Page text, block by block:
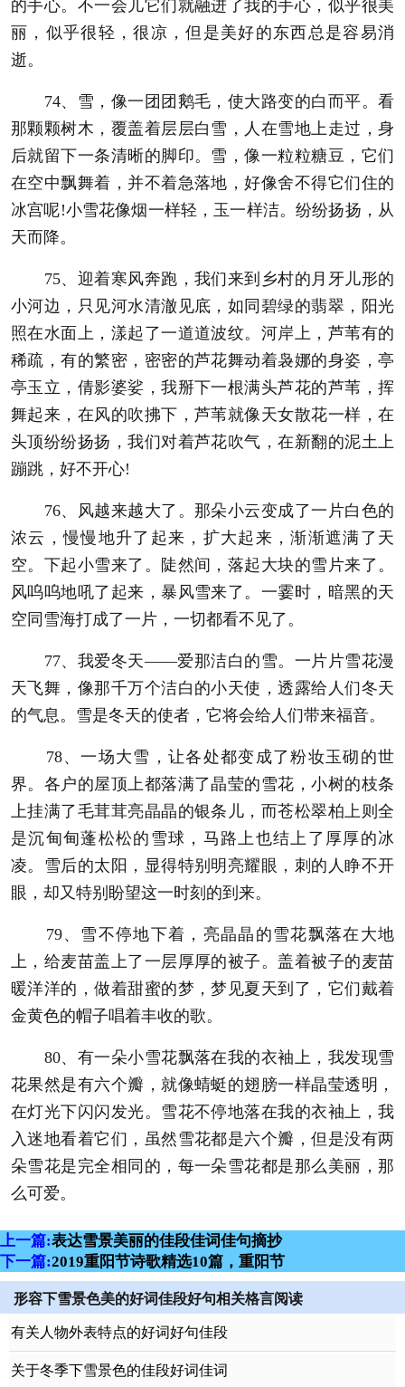
的手心。不一会儿它们就融进了我的手心，似乎很美
丽，似乎很轻，很凉，但是美好的东西总是容易消
逝。
74、雪，像一团团鹅毛，使大路变的白而平。看
那颗颗树木，覆盖着层层白雪，人在雪地上走过，身
后就留下一条清晰的脚印。雪，像一粒粒糖豆，它们
在空中飘舞着，并不着急落地，好像舍不得它们住的
冰宫呢!小雪花像烟一样轻，玉一样洁。纷纷扬扬，从
天而降。
75、迎着寒风奔跑，我们来到乡村的月牙儿形的
小河边，只见河水清澈见底，如同碧绿的翡翠，阳光
照在水面上，漾起了一道道波纹。河岸上，芦苇有的
稀疏，有的繁密，密密的芦花舞动着袅娜的身姿，亭
亭玉立，倩影婆娑，我掰下一根满头芦花的芦苇，挥
舞起来，在风的吹拂下，芦苇就像天女散花一样，在
头顶纷纷扬扬，我们对着芦花吹气，在新翻的泥土上
蹦跳，好不开心!
76、风越来越大了。那朵小云变成了一片白色的
浓云，慢慢地升了起来，扩大起来，渐渐遮满了天
空。下起小雪来了。陡然间，落起大块的雪片来了。
风呜呜地吼了起来，暴风雪来了。一霎时，暗黑的天
空同雪海打成了一片，一切都看不见了。
77、我爱冬天——爱那洁白的雪。一片片雪花漫
天飞舞，像那千万个洁白的小天使，透露给人们冬天
的气息。雪是冬天的使者，它将会给人们带来福音。
78、一场大雪，让各处都变成了粉妆玉砌的世
界。各户的屋顶上都落满了晶莹的雪花，小树的枝条
上挂满了毛茸茸亮晶晶的银条儿，而苍松翠柏上则全
是沉甸甸蓬松松的雪球，马路上也结上了厚厚的冰
凌。雪后的太阳，显得特别明亮耀眼，刺的人睁不开
眼，却又特别盼望这一时刻的到来。
79、雪不停地下着，亮晶晶的雪花飘落在大地
上，给麦苗盖上了一层厚厚的被子。盖着被子的麦苗
暖洋洋的，做着甜蜜的梦，梦见夏天到了，它们戴着
金黄色的帽子唱着丰收的歌。
80、有一朵小雪花飘落在我的衣袖上，我发现雪
花果然是有六个瓣，就像蜻蜓的翅膀一样晶莹透明，
在灯光下闪闪发光。雪花不停地落在我的衣袖上，我
入迷地看着它们，虽然雪花都是六个瓣，但是没有两
朵雪花是完全相同的，每一朵雪花都是那么美丽，那
么可爱。
上一篇:表达雪景美丽的佳段佳词佳句摘抄
下一篇:2019重阳节诗歌精选10篇，重阳节
形容下雪景色美的好词佳段好句相关格言阅读
有关人物外表特点的好词好句佳段
关于冬季下雪景色的佳段好词佳词